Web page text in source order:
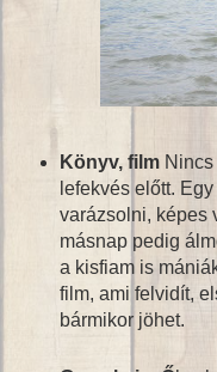
Könyv, filmNincs
lefekvés előtt.
varázsolni, képes
másnap pedig
a kisfiam is
film, ami felvidít,
bármikor jöhet.